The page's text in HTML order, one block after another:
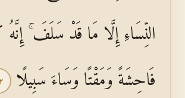
النِّسَاءِ إِلَّا مَا قَدْ سَلَفَ ۚ إِنَّهُ
فَاحِشَةً وَمَقْتًا وَسَاءَ سَبِيلًا